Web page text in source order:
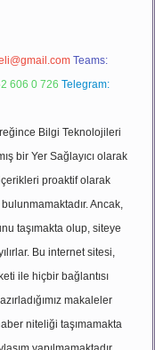
Teams:
606 0 726 Telegram:
Bilgi Teknolojileri
bir Yer Sağlayıcı olarak
proaktif olarak
Ancak,
taşımakta olup, siteye
Bu internet sitesi,
ile hiçbir bağlantısı
makaleler
niteliği taşımamakta